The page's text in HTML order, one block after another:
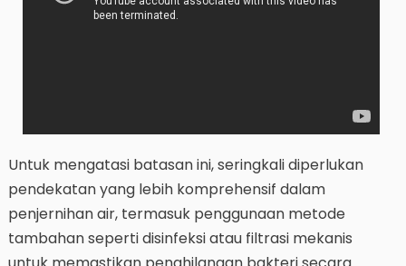
Untuk mengatasi batasan ini, seringkali diperlukan
pendekatan yang lebih komprehensif dalam
penjernihan air, termasuk penggunaan metode
tambahan seperti disinfeksi atau filtrasi mekanis